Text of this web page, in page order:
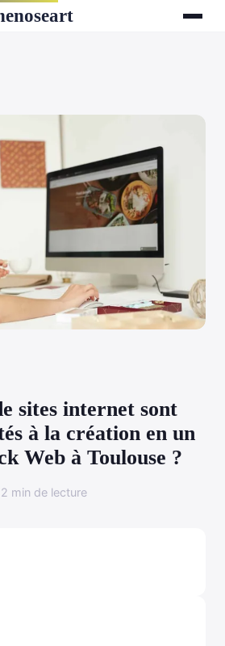
sites internet sont
à la création en un
Web à Toulouse ?
2 min de lecture